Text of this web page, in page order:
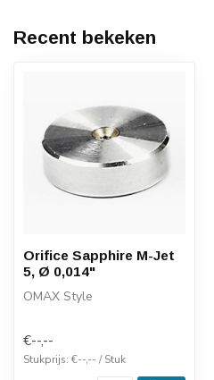
Recent bekeken
Orifice Sapphire M-Jet
5, Ø 0,014"
OMAX Style
€--,--
Stukprijs: €--,-- / Stuk